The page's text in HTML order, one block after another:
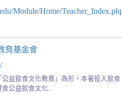
Module/Home/
育基金會
益飲食文化教育」為形，本著投入飲食
公益飲食文化...